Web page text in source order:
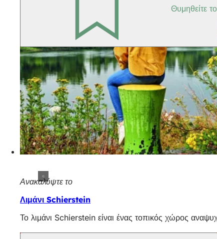
Θυμηθείτε το
Ανακαλύψτε το
Λιμάνι Schierstein
Το λιμάνι Schierstein είναι ένας τοπικός χώρος